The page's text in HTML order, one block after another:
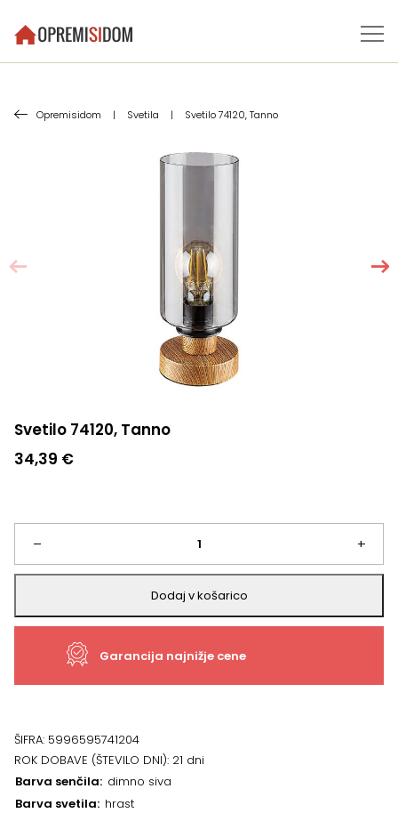
Opremisidom | Svetila | Svetilo 74120, Tanno
Svetilo 74120, Tanno
34,39 €
–
Svetilo
74120,
Tanno
+
Dodaj v košarico
Garancija najnižje cene
ŠIFRA: 5996595741204
ROK DOBAVE (ŠTEVILO DNI): 21 dni
Barva senčila dimno siva
Barva svetila hrast